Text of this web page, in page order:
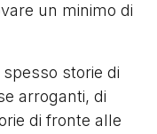
un minimo di
storie di
arroganti, di
di fronte alle